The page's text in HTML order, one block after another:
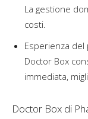
La gestione
costi.
Esperienza del
Doctor Box
immediata,
Doctor Box di